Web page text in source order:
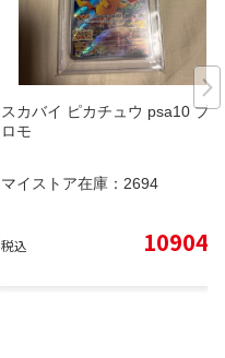
スカバイ ピカチュウ psa10 プ
ロモ
マイストア在庫： 2694
税込 10904